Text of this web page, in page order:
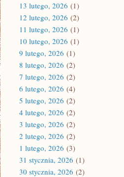
13 lutego, 2026 (1)
12 lutego, 2026 (2)
11 lutego, 2026 (1)
10 lutego, 2026 (1)
9 lutego, 2026 (1)
8 lutego, 2026 (2)
7 lutego, 2026 (2)
6 lutego, 2026 (4)
5 lutego, 2026 (2)
4 lutego, 2026 (2)
3 lutego, 2026 (2)
2 lutego, 2026 (2)
1 lutego, 2026 (3)
31 stycznia, 2026 (1)
30 stycznia, 2026 (2)